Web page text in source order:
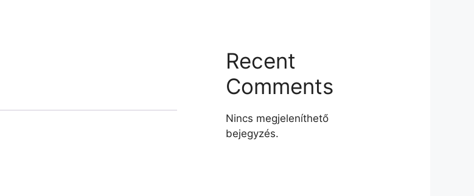
Recent
Comments
Nincs megjeleníthető
bejegyzés.